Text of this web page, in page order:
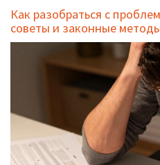
Как разобраться с
советы и законные